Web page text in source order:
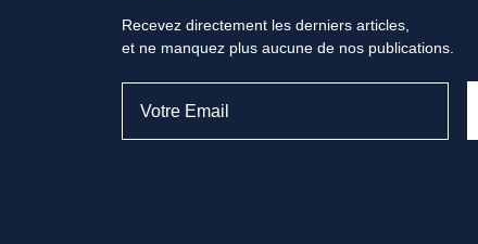
Recevez directement les derniers articles,
et ne manquez plus aucune de nos publications.